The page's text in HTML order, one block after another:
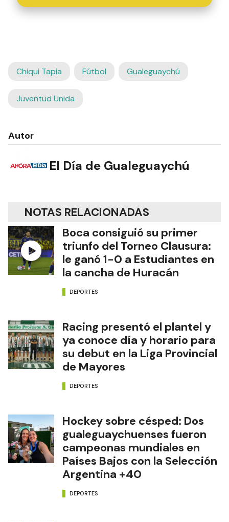
Chiqui Tapia Fútbol Gualeguaychú
Juventud Unida
Autor
El Día de Gualeguaychú
NOTAS RELACIONADAS
Boca consiguió su primer
triunfo del Torneo Clausura:
le ganó 1-0 a Estudiantes en
la cancha de Huracán
DEPORTES
Racing presentó el plantel y
ya conoce día y horario para
su debut en la Liga Provincial
de Mayores
DEPORTES
Hockey sobre césped: Dos
gualeguaychuenses fueron
campeonas mundiales en
Países Bajos con la Selección
Argentina +40
DEPORTES